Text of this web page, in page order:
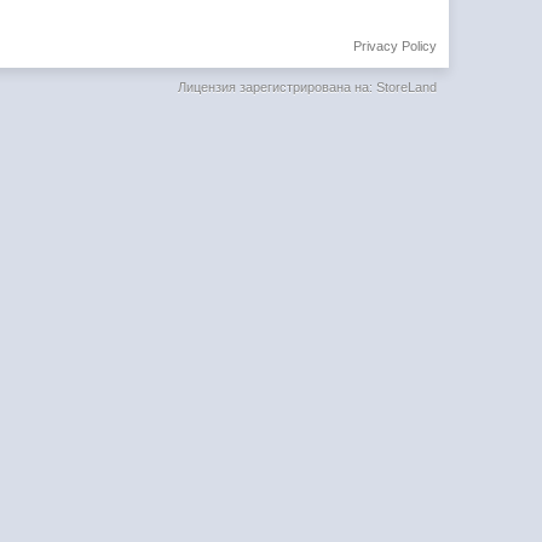
Privacy Policy
Лицензия зарегистрирована на: StoreLand